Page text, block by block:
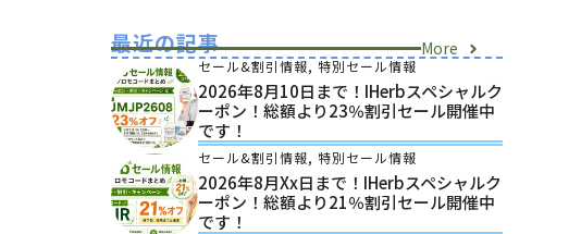
最近の記事 More
セール&割引情報, 特別セール情報
2026年8月10日まで！iHerbスペシャルク
ーポン！総額より23％割引セール開催中
です！
セール&割引情報, 特別セール情報
2026年8月xx日まで！iHerbスペシャルク
ーポン！総額より21％割引セール開催中
です！